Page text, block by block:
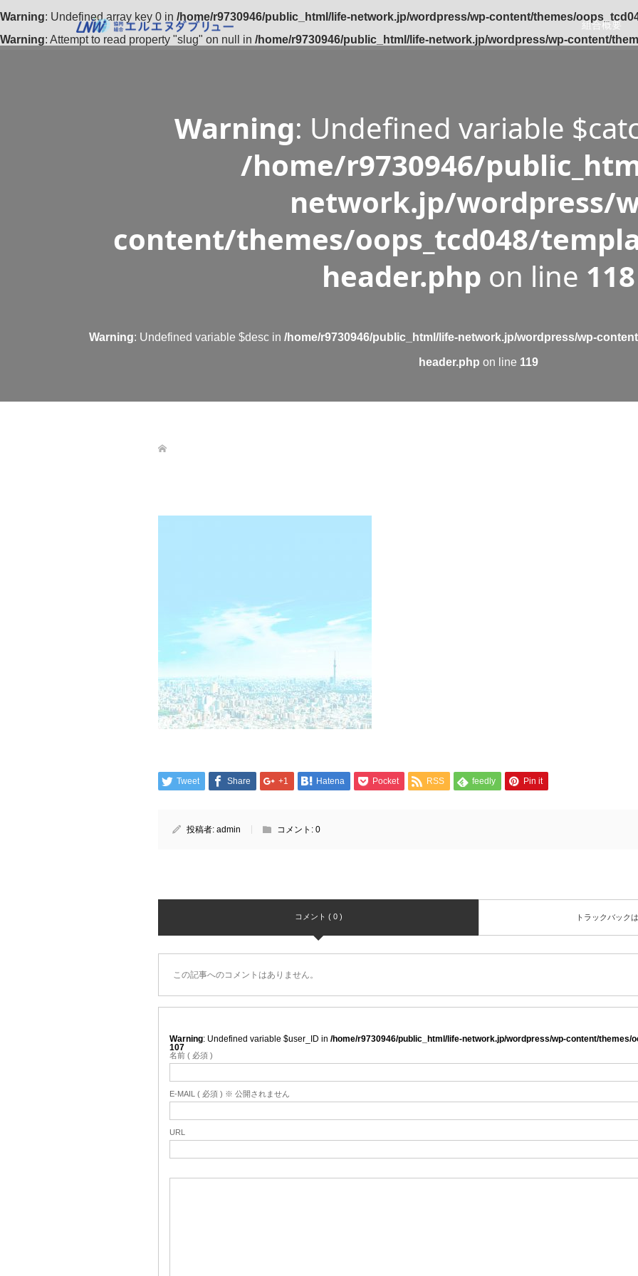
組合概要
Warning: Undefined array key 0 in /home/r9730946/public_html/life-network.jp/wordpress/wp-content/themes/
Warning: Attempt to read property "slug" on null in /home/r9730946/public_html/life-network.jp/wordpress/wp-content/
Warning: Undefined variable
/home/r9730946/
network.jp/wordpress/
content/themes/oops_tcd048/
header.php on line 118
Warning: Undefined variable $desc in /home/r9730946/public_html/life-network.jp/wordpress/wp-
header.php on line 119
Tweet Share +1 Hatena Pocket RSS feedly Pin it
投稿者: admin コメント: 0
コメント ( 0 ) トラックバック
この記事へのコメントはありません。
Warning : Undefined variable $user_ID in /home/r9730946/public_html/life-network.jp/wordpress/wp-content/themes/
107
名前 ( 必須 )
E-MAIL ( 必須 ) ※ 公開されません
URL